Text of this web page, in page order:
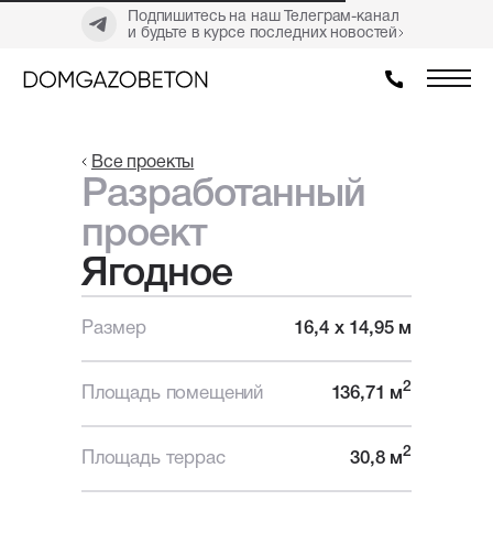
Подпишитесь на наш Телеграм-канал
и будьте в курсе последних новостей
Все проекты
Разработанный
проект
Ягодное
Размер 16,4 х 14,95 м
Площадь помещений 136,71 м2
Площадь террас 30,8 м2